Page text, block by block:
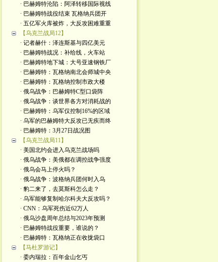
· 巴赫姆特沦陷：阿泽转移国际视线
· 巴赫姆特战役结束 瓦格纳兵团开
· 五亿军火库被炸，大反攻困难重重
【乌克兰战局12】
· 记者赫什：泽连斯基与四亿美元
· 巴赫姆特战况：补给线，火车站
· 巴赫姆特地下城：大号亚速钢铁厂
· 巴赫姆特：瓦格纳南北会师城中央
· 巴赫姆特：瓦格纳控制市政大楼
· 俄乌战争：巴赫姆特C型口袋阵
· 俄乌战争：谈世界各方对消耗战的
· 巴赫姆特：乌军仅控制16%的区域
· 乌军的巴赫姆特大反攻已无疾而终
· 巴赫姆特：3月27日战况图
【乌克兰战局11】
· 美国北约会进入乌克兰战场吗
· 俄乌战争：美俄都在调控战争强度
· 俄乌会马上停火吗？
· 俄乌战争：波格纳兵团何时入乌
· 豹二来了，去莫斯科怎么走？
· 乌军能够复制哈尔科夫大反攻吗？
· CNN：乌军死伤近62万人
· 俄乌沙盘周年总结与2023年预测
· 巴赫姆特战役重要，谁说的？
· 巴赫姆特：瓦格纳正在收拢袋口
【马杜罗游记】
· 委内瑞拉：百年金山乞丐